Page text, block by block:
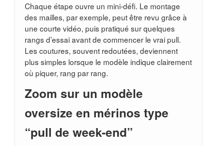
Chaque étape ouvre un mini-défi. Le montage
des mailles, par exemple, peut être revu grâce à
une courte vidéo, puis pratiqué sur quelques
rangs d’essai avant de commencer le vrai pull.
Les coutures, souvent redoutées, deviennent
plus simples lorsque le modèle indique clairement
où piquer, rang par rang.
Zoom sur un modèle
oversize en mérinos type
“pull de week-end”